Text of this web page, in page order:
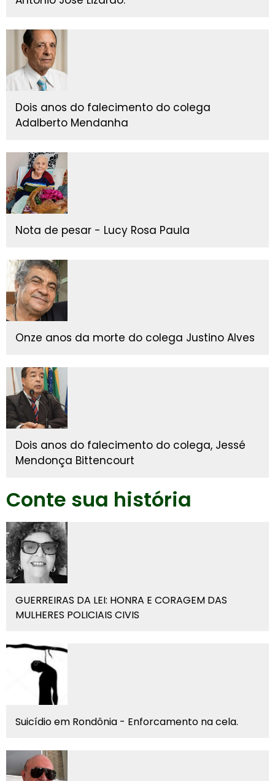
Dois anos do falecimento do colega
Adalberto Mendanha
Nota de pesar - Lucy Rosa Paula
Onze anos da morte do colega Justino Alves
Dois anos do falecimento do colega, Jessé
Mendonça Bittencourt
Conte sua história
GUERREIRAS DA LEI: HONRA E CORAGEM DAS
MULHERES POLICIAIS CIVIS
Suicídio em Rondônia - Enforcamento na cela.